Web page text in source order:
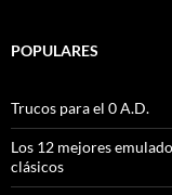
POPULARES
Trucos para el 0 A.D.
Los 12 mejores
clásicos